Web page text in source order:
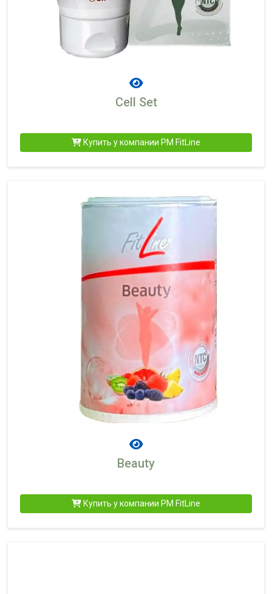
Cell Set
Купить у компании PM FitLine
Beauty
Купить у компании PM FitLine